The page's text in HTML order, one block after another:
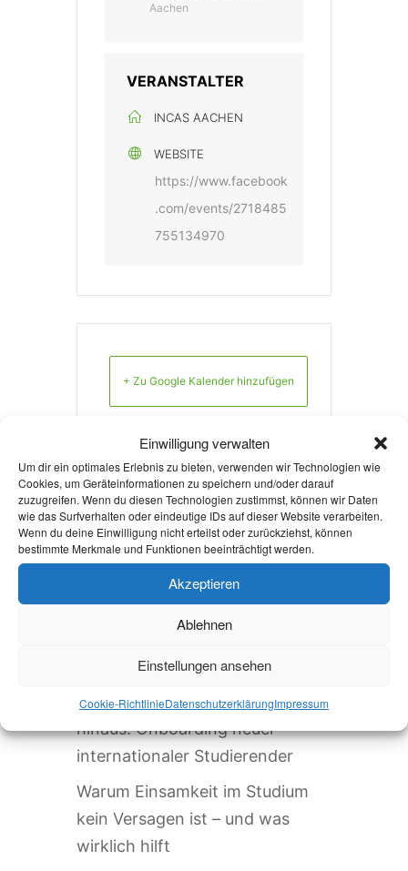
Einwilligung verwalten
Um dir ein optimales Erlebnis zu bieten, verwenden wir Technologien wie
Cookies, um Geräteinformationen zu speichern und/oder darauf
zuzugreifen. Wenn du diesen Technologien zustimmst, können wir Daten
wie das Surfverhalten oder eindeutige IDs auf dieser Website verarbeiten.
Wenn du deine Einwilligung nicht erteilst oder zurückziehst, können
bestimmte Merkmale und Funktionen beeinträchtigt werden.
Akzeptieren
Ablehnen
Einstellungen ansehen
Cookie-RichtlinieDatenschutzerklärungImpressum
Aachen
VERANSTALTER
INCAS AACHEN
WEBSITE
https://www.facebook
.com/events/2718485
755134970
+ Zu Google Kalender hinzufügen
+ iCal / Outlook export
Aktuelles
Welcome Week und darüber
hinaus: Onboarding neuer
internationaler Studierender
Warum Einsamkeit im Studium
kein Versagen ist – und was
wirklich hilft